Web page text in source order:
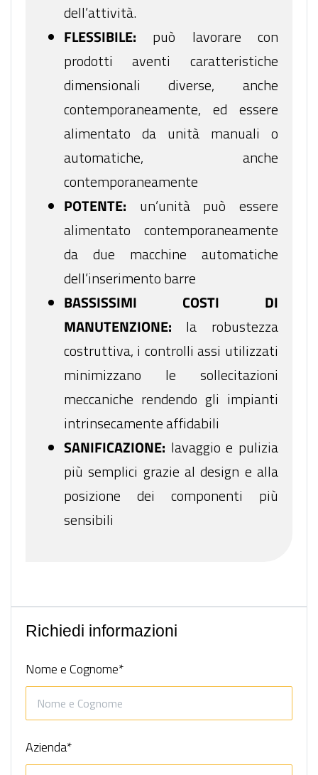
dell’attività.
FLESSIBILE: può lavorare con
prodotti aventi caratteristiche
dimensionali diverse, anche
contemporaneamente, ed essere
alimentato da unità manuali o
automatiche, anche
contemporaneamente
POTENTE: un’unità può essere
alimentato contemporaneamente
da due macchine automatiche
dell’inserimento barre
BASSISSIMI COSTI DI
MANUTENZIONE: la robustezza
costruttiva, i controlli assi utilizzati
minimizzano le sollecitazioni
meccaniche rendendo gli impianti
intrinsecamente affidabili
SANIFICAZIONE: lavaggio e pulizia
più semplici grazie al design e alla
posizione dei componenti più
sensibili
Richiedi informazioni
Nome e Cognome*
Azienda*